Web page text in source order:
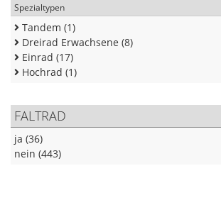
Spezialtypen
Tandem (1)
Dreirad Erwachsene (8)
Einrad (17)
Hochrad (1)
FALTRAD
ja (36)
nein (443)